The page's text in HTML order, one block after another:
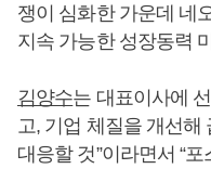
쟁이 심화한 가운데 네
지속 가능한 성장동력
김양수는 대표이사에
고, 기업 체질을 개선
대응할 것”이라면서 “